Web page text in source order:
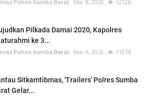
Polres Sumba Barat Mar 8, 2020 12126
Pilkada Damai 2020, Kapolres
ke 3...
Polres Sumba Barat Mar 6, 2020 11874
Sitkamtibmas, 'Trailers' Polres Sumba
Gelar...